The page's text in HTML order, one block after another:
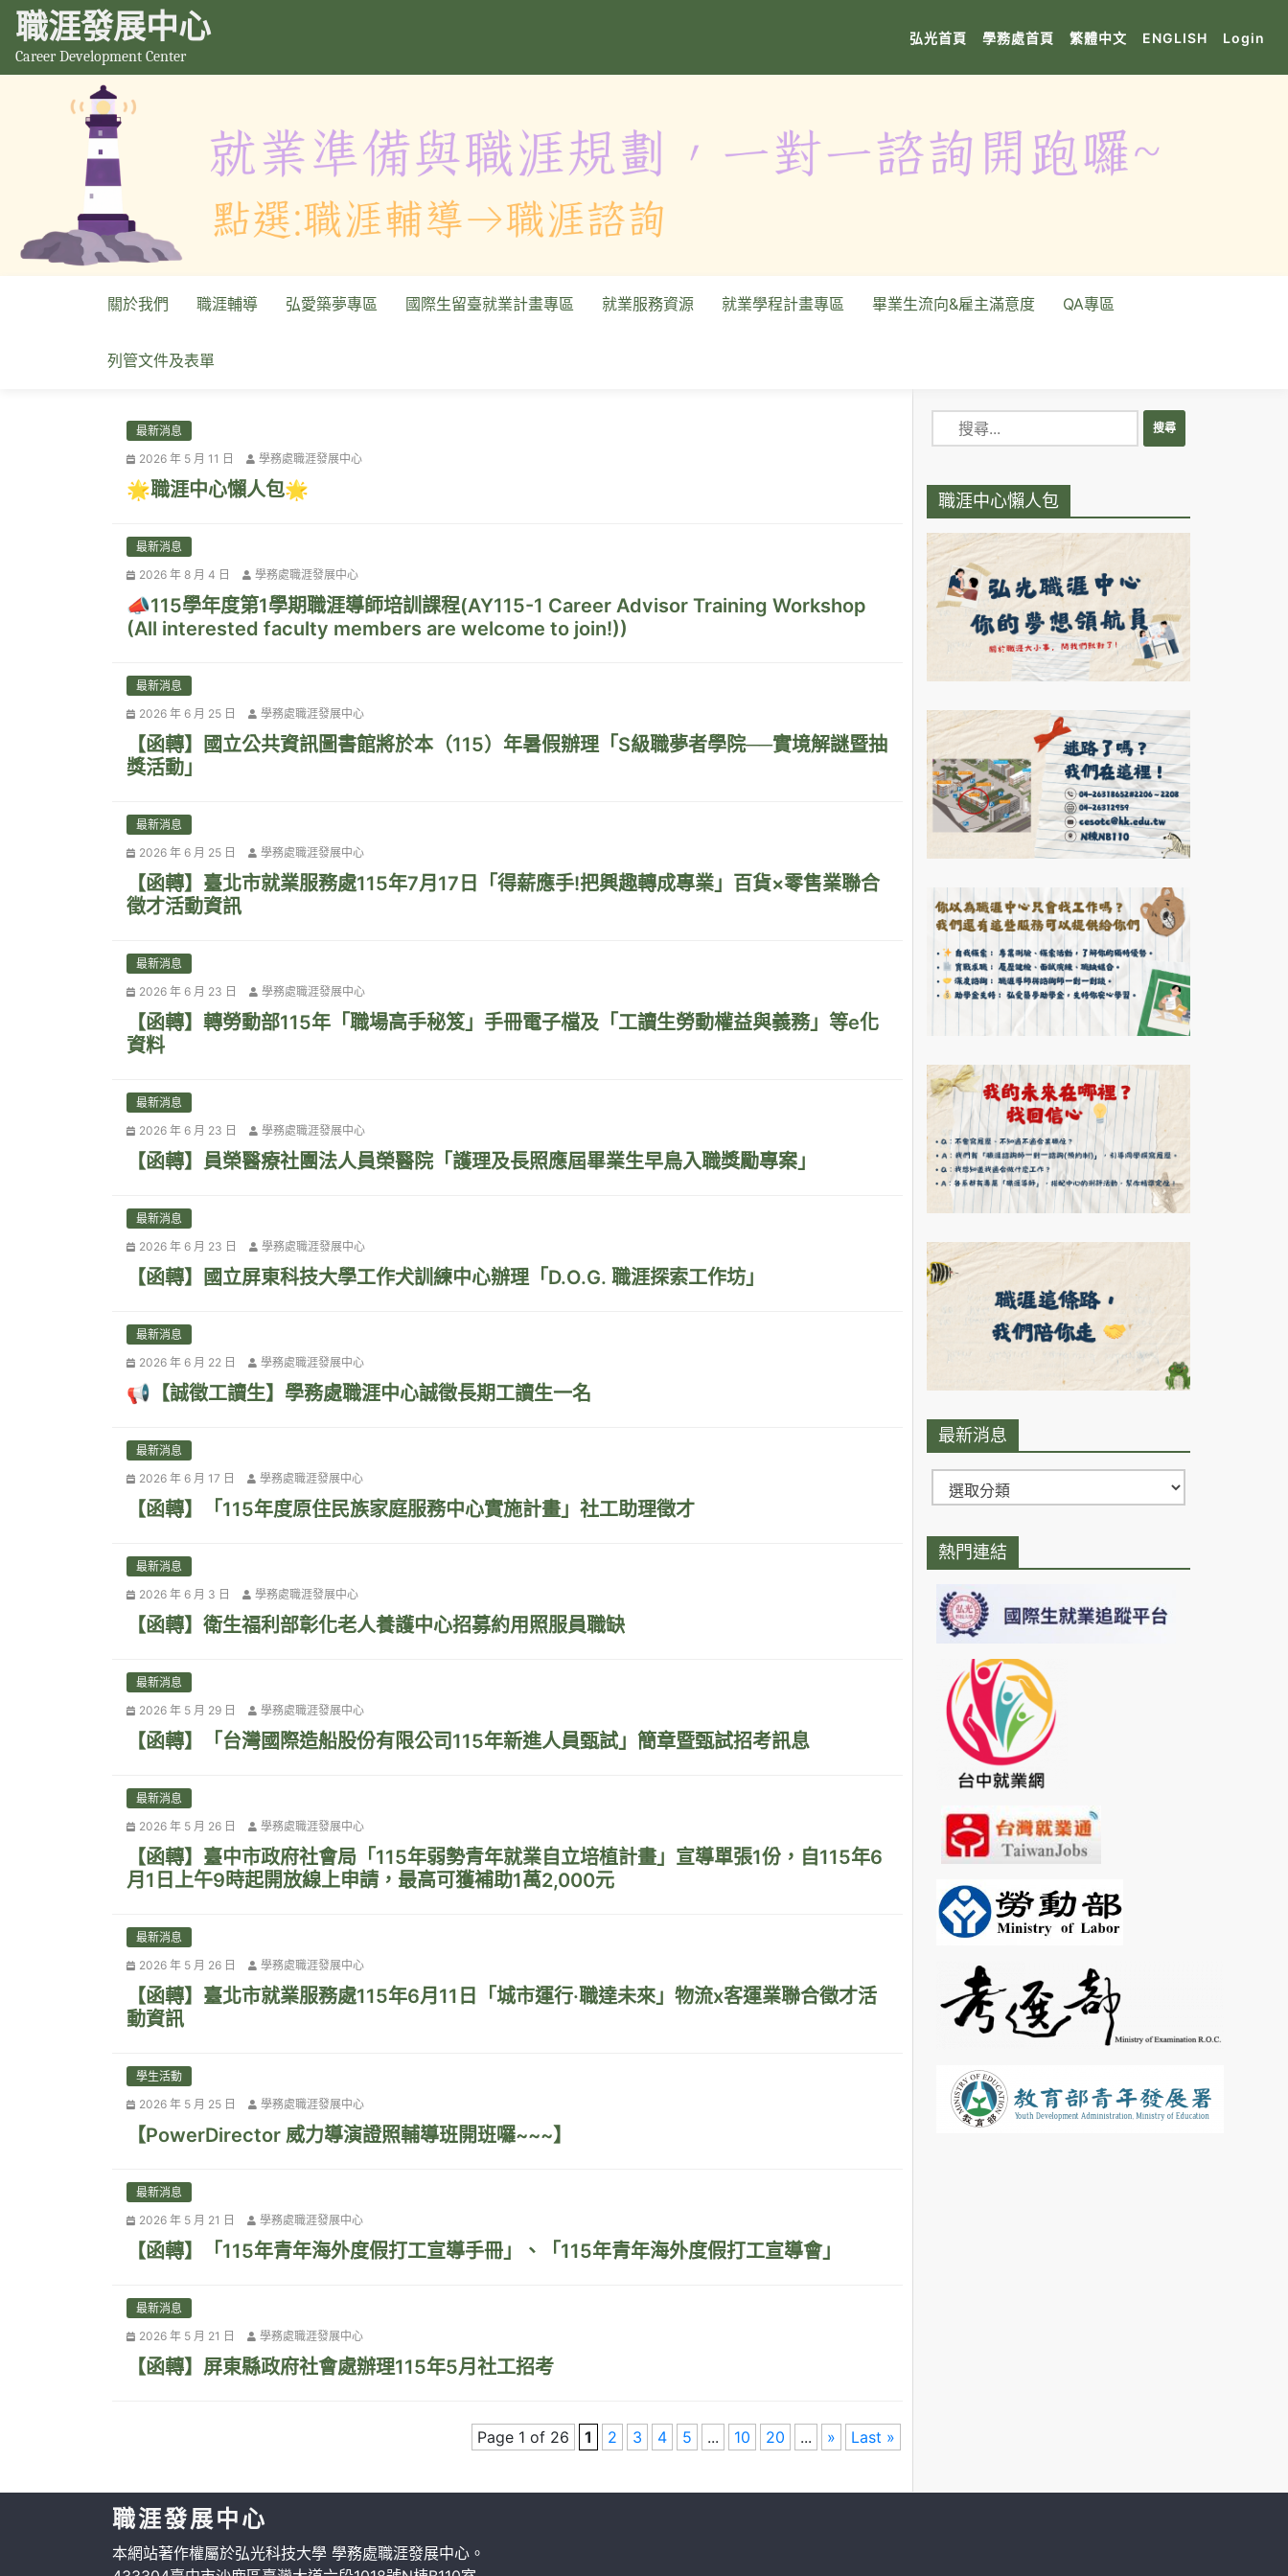
職涯發展中心
Career Development Center
(current)
弘光首頁 (current)
學務處首頁 (current)
繁體中文 (current)
ENGLISH (current)
Login
關於我們 職涯輔導 弘愛築夢專區 國際生留臺就業計畫專區 就業服務資源 就業學程計畫專區 畢業生流向&雇主滿意度 QA專區
列管文件及表單
最新消息
2026 年 5 月 11 日
學務處職涯發展中心
🌟職涯中心懶人包🌟
最新消息
2026 年 8 月 4 日
學務處職涯發展中心
📣115學年度第1學期職涯導師培訓課程(AY115-1 Career Advisor Training Workshop
(All interested faculty members are welcome to join!))
最新消息
2026 年 6 月 25 日
學務處職涯發展中心
【函轉】國立公共資訊圖書館將於本（115）年暑假辦理「S級職夢者學院──實境解謎暨抽
獎活動」
最新消息
2026 年 6 月 25 日
學務處職涯發展中心
【函轉】臺北市就業服務處115年7月17日「得薪應手!把興趣轉成專業」百貨×零售業聯合
徵才活動資訊
最新消息
2026 年 6 月 23 日
學務處職涯發展中心
【函轉】轉勞動部115年「職場高手秘笈」手冊電子檔及「工讀生勞動權益與義務」等e化
資料
最新消息
2026 年 6 月 23 日
學務處職涯發展中心
【函轉】員榮醫療社團法人員榮醫院「護理及長照應屆畢業生早鳥入職獎勵專案」
最新消息
2026 年 6 月 23 日
學務處職涯發展中心
【函轉】國立屏東科技大學工作犬訓練中心辦理「D.O.G. 職涯探索工作坊」
最新消息
2026 年 6 月 22 日
學務處職涯發展中心
📢【誠徵工讀生】學務處職涯中心誠徵長期工讀生一名
最新消息
2026 年 6 月 17 日
學務處職涯發展中心
【函轉】「115年度原住民族家庭服務中心實施計畫」社工助理徵才
最新消息
2026 年 6 月 3 日
學務處職涯發展中心
【函轉】衛生福利部彰化老人養護中心招募約用照服員職缺
最新消息
2026 年 5 月 29 日
學務處職涯發展中心
【函轉】「台灣國際造船股份有限公司115年新進人員甄試」簡章暨甄試招考訊息
最新消息
2026 年 5 月 26 日
學務處職涯發展中心
【函轉】臺中市政府社會局「115年弱勢青年就業自立培植計畫」宣導單張1份，自115年6
月1日上午9時起開放線上申請，最高可獲補助1萬2,000元
最新消息
2026 年 5 月 26 日
學務處職涯發展中心
【函轉】臺北市就業服務處115年6月11日「城市運行·職達未來」物流x客運業聯合徵才活
動資訊
學生活動
2026 年 5 月 25 日
學務處職涯發展中心
【PowerDirector 威力導演證照輔導班開班囉~~~】
最新消息
2026 年 5 月 21 日
學務處職涯發展中心
【函轉】「115年青年海外度假打工宣導手冊」、「115年青年海外度假打工宣導會」
最新消息
2026 年 5 月 21 日
學務處職涯發展中心
【函轉】屏東縣政府社會處辦理115年5月社工招考
Page 1 of 26 1 2 3 4 5 ... 10 20 ... » Last »
職涯中心懶人包
最新消息
熱門連結
職涯發展中心
本網站著作權屬於弘光科技大學 學務處職涯發展中心。